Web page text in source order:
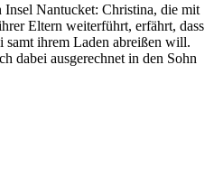
Nantucket: Christina, die mit
Eltern weiterführt, erfährt, dass
ihrem Laden abreißen will.
dabei ausgerechnet in den Sohn